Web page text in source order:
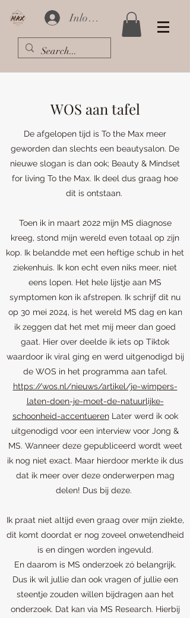
Inloggen
WOS aan tafel
De afgelopen tijd is To the Max meer
geworden dan slechts een beautysalon. De
nieuwe slogan is dan ook; Beauty & Mindset
for living To the Max. Ik deel dus graag hoe
dit is ontstaan.
Toen ik in maart 2022 mijn MS diagnose
kreeg, stond mijn wereld even totaal op zijn
kop. Ik belandde met een heftige schub in het
ziekenhuis. Ik kon echt even niks meer, niet
eens lopen. Het hele lijstje aan MS
symptomen kon ik afstrepen. Ik schrijf dit nu
op 30 mei 2024, is het wereld MS dag en kan
ik zeggen dat het met mij meer dan goed
gaat. Hier over deelde ik iets op Tiktok
waardoor ik viral ging en werd uitgenodigd bij
de WOS in het programma aan tafel.
https://wos.nl/nieuws/artikel/je-wimpers-
laten-doen-je-moet-de-natuurlijke-
schoonheid-accentuerenLater werd ik ook
uitgenodigd voor een interview voor Jong &
MS. Wanneer deze gepubliceerd wordt weet
ik nog niet exact. Maar hierdoor merkte ik dus
dat ik meer over deze onderwerpen mag
delen! Dus bij deze.
Ik praat niet altijd even graag over mijn ziekte,
dit komt doordat er nog zoveel onwetendheid
is en dingen worden ingevuld.
En daarom is MS onderzoek zó belangrijk.
Dus ik wil jullie dan ook vragen of jullie een
steentje zouden willen bijdragen aan het
onderzoek. Dat kan via MS Research. Hierbij